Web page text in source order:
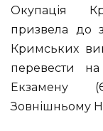
Окупація
призвела до
Кримських
перевести
Екзамену
Зовнішньому